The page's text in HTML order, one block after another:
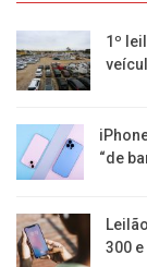
1º
“de
300